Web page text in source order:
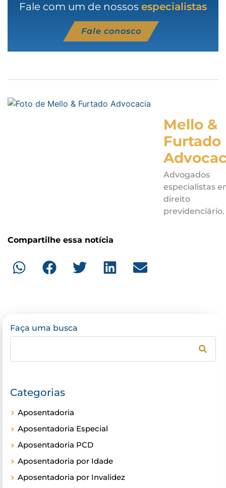
Fale com um de nossos especialistas
Fale conosco
Mello &
Furtado
Advogados
especialistas
direito
previdenciário.
Compartilhe essa notícia
Faça uma busca
Categorias
Aposentadoria
Aposentadoria Especial
Aposentadoria PCD
Aposentadoria por Idade
Aposentadoria por Invalidez